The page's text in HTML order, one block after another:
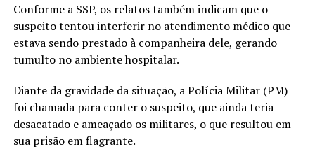
Conforme a SSP, os relatos também indicam que o
suspeito tentou interferir no atendimento médico que
estava sendo prestado à companheira dele, gerando
tumulto no ambiente hospitalar.
Diante da gravidade da situação, a Polícia Militar (PM)
foi chamada para conter o suspeito, que ainda teria
desacatado e ameaçado os militares, o que resultou em
sua prisão em flagrante.